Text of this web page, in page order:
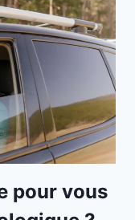
pour vous